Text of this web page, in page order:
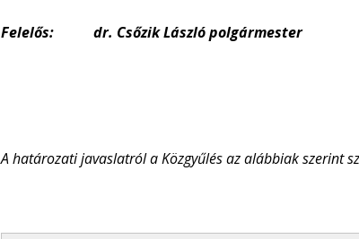
Felelős: dr. Csőzik László polgármester
A határozati javaslatról a Közgyűlés az alábbiak szerint